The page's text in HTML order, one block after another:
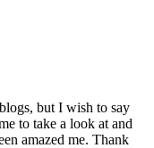
but I wish to say
to take a look at and
amazed me. Thank